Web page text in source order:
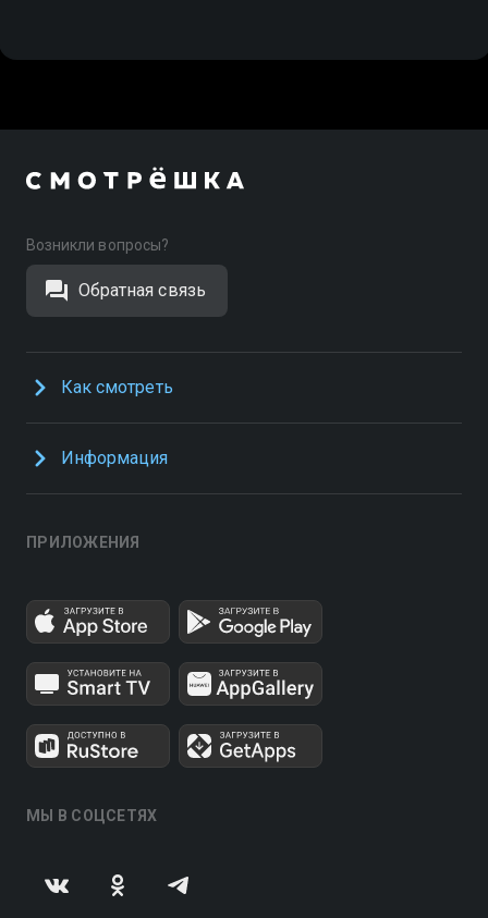
Возникли вопросы?
Обратная связь
Как смотреть
Информация
ПРИЛОЖЕНИЯ
МЫ В СОЦСЕТЯХ